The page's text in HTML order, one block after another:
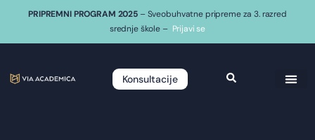
PRIPREMNI PROGRAM 2025 – Sveobuhvatne pripreme za 3. razred
srednje škole – Prijavi se
Konsultacije